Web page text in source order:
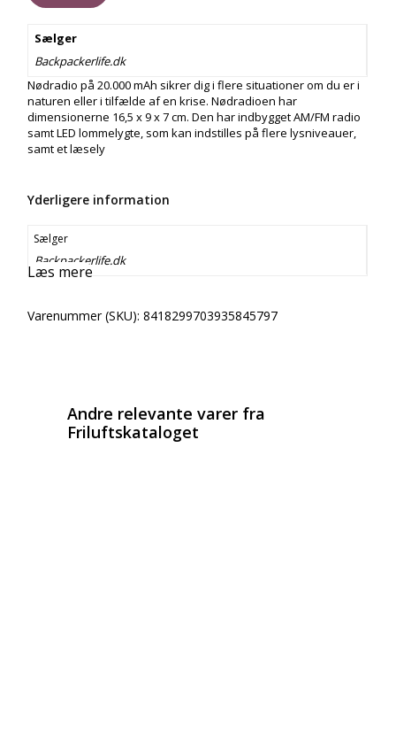
Sælger
Backpackerlife.dk
Nødradio på 20.000 mAh sikrer dig i flere situationer om du er i
naturen eller i tilfælde af en krise. Nødradioen har
dimensionerne 16,5 x 9 x 7 cm. Den har indbygget AM/FM radio
samt LED lommelygte, som kan indstilles på flere lysniveauer,
samt et læsely
Yderligere information
Sælger
Backpackerlife.dk
Læs mere
Varenummer (SKU):8418299703935845797
Email Copy URL
Andre relevante varer fra
Friluftskataloget